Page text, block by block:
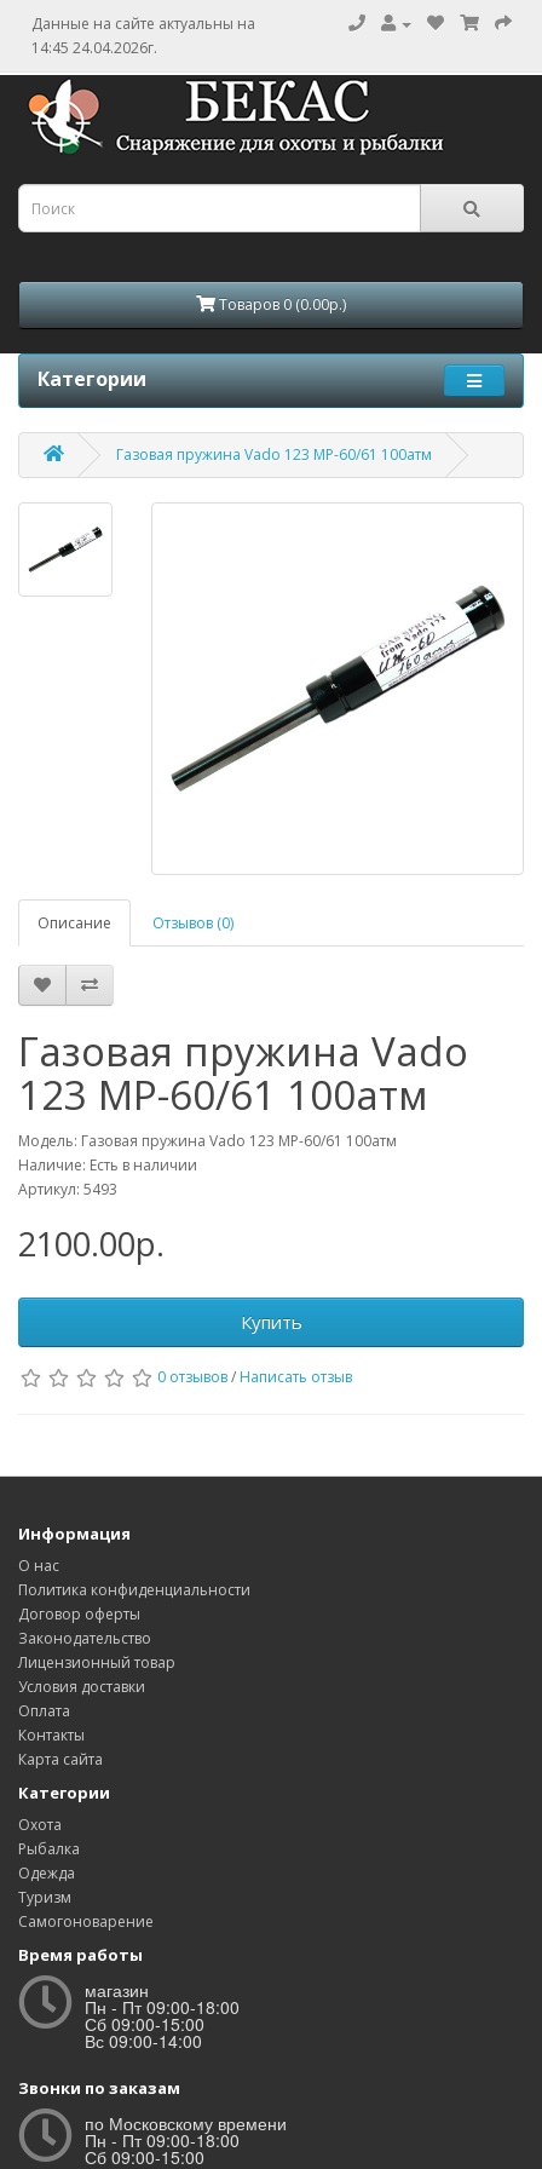
Данные на сайте актуальны на
14:45 24.04.2026г.
Товаров 0 (0.00р.)
Категории
Газовая пружина Vado 123 МР-60/61 100атм
Описание Отзывов (0)
Газовая пружина Vado
123 МР-60/61 100атм
Модель: Газовая пружина Vado 123 МР-60/61 100атм
Наличие: Есть в наличии
Артикул: 5493
2100.00р.
Купить
0 отзывов/ Написать отзыв
Информация
О нас
Политика конфиденциальности
Договор оферты
Законодательство
Лицензионный товар
Условия доставки
Оплата
Контакты
Карта сайта
Категории
Охота
Рыбалка
Одежда
Туризм
Самогоноварение
Время работы
магазин
Пн - Пт 09:00-18:00
Сб 09:00-15:00
Вс 09:00-14:00
Звонки по заказам
по Московскому времени
Пн - Пт 09:00-18:00
Сб 09:00-15:00